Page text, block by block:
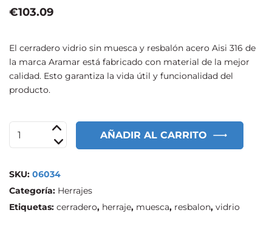
€103.09
El cerradero vidrio sin muesca y resbalón acero Aisi 316 de
la marca Aramar está fabricado con material de la mejor
calidad. Esto garantiza la vida útil y funcionalidad del
producto.
Cerradero
vidrio
muesca
cantidad
AÑADIR AL CARRITO
SKU: 06034
Categoría: Herrajes
Etiquetas: cerradero, herraje, muesca, resbalon, vidrio